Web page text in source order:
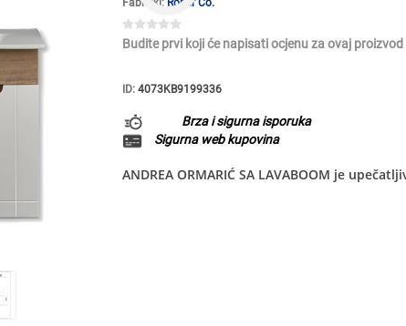
Fabrički: Roper Co.
Budite prvi koji će napisati ocjenu za ovaj proizvod
ID: 4073KB9199336
Brza i sigurna isporuka
Sigurna web kupovina
ANDREA ORMARIĆ SA LAVABOOM je